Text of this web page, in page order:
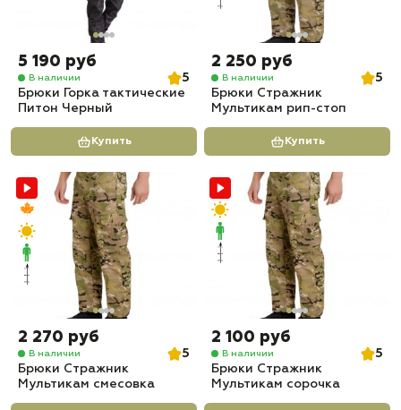
5 190 руб
В наличии
5
Брюки Горка тактические
Питон Черный
Купить
2 250 руб
В наличии
5
Брюки Стражник
Мультикам рип-стоп
Купить
2 270 руб
В наличии
5
Брюки Стражник
Мультикам смесовка
2 100 руб
В наличии
5
Брюки Стражник
Мультикам сорочка